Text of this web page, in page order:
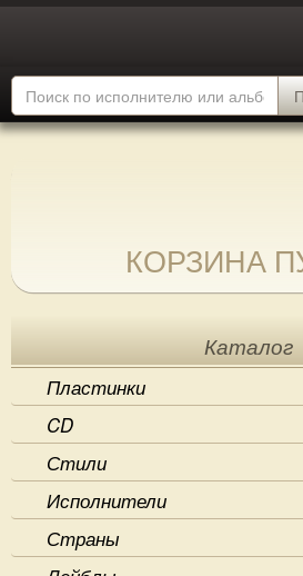
КОРЗИНА
Каталог
Пластинки
CD
Стили
Исполнители
Страны